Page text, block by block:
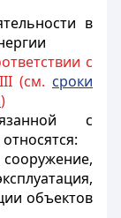
в
с
(см. сроки
)
с
объектов